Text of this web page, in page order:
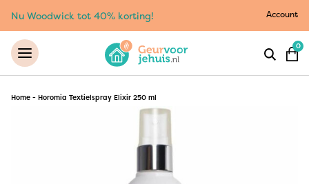
Nu Woodwick tot 40% korting! Account
0
Home - Horomia Textielspray Elixir 250 ml